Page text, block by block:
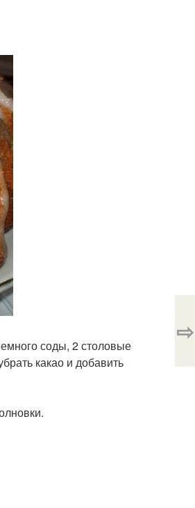
соды, 2 столовые
какао и добавить
⇨